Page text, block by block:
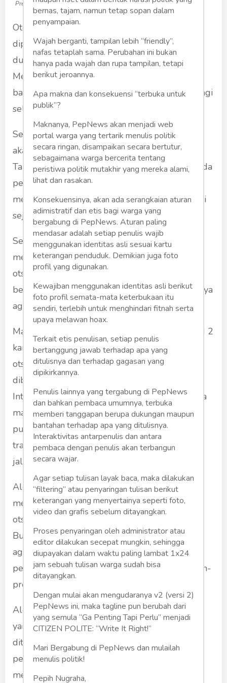
Presiden Joko Widodo di Papua (Foto: CNN Indonesia)
Otonomi khusus di Papua yang akan
diperpanjang tahun 2021 mendapat banyak
dukungan dari berbagai lapisan masyarakat.
Mereka mendukung otsus karena percaya
bahwa progam ini akan membawa kebaikan bagi
seluruh masyarakat di Bumi Cendrawasih.
Sehingga setuju perpanjangan otsus, karena
akan makin memajukan warga Papua.
Tahun 2021 adalah saat yang krusial, karena ada
perpanjangan otonomi khusus. Program ini
memang berlaku selama 20 tahun dan dimulai
sejak 2001.
Sehingga pada 2021 masyarakat deg-degan
menanti penjelasan tentang otsus jilid 2. Pada
otsus jilid 2, diharap ada anggaran yang lebih
besar dan evaluasi yang lebih banyak. Tujuannya
agar otsus jilid 2 berjalan lebih baik lagi.
Masyarakat Papua amat mendukung otsus jilid 2
karena mereka telah mengambil manfat dari
otsus jilid 1. Mobilitas dipermudah dengan
dibangunnya Jalan Trans Papua, Bandara
Internasional Sentani, dan pelabuhan. Sehingga
masyarakat makin lancar dalam melaju, dan
punya alternatif selain menggunakan
transportasi udara yang relatif mahal. Karena
jalan darat dan laut sudah bagus.
Alex Doga, tokoh veteran Jayawijaya
menyampaikan dukungan atas pelaksanaan
otsus di Papua. Ia mewakili segenap rakyat di
Bumi Cendrawasih, mulai dari pemuda, tokoh
agama, hingga tokoh masyrakat dan kaum
perempuan. Mereka terus menyetujui program-
program pemerintah, termasuk otsus.
Alex juga berterimakasih atas pembangunan
yang ada di Papua. Rasa terimakasihnya
ditujukan ke pemerintah daerah Papua,
pemerintah pusat, dan segenap pegawai yang
melaksanakan otsus di Bumi Cendrawasih.
bernas, tajam, namun tetap sopan dalam
penyampaian.
Wajah berganti, tampilan lebih “friendly”,
nafas tetaplah sama. Perubahan ini bukan
hanya pada wajah dan rupa tampilan, tetapi
berikut jeroannya.
Apa makna dan konsekuensi “terbuka untuk
publik”?
Maknanya, PepNews akan menjadi web
portal warga yang tertarik menulis politik
secara ringan, disampaikan secara bertutur,
sebagaimana warga bercerita tentang
peristiwa politik mutakhir yang mereka alami,
lihat dan rasakan.
Konsekuensinya, akan ada serangkaian aturan
adimistratif dan etis bagi warga yang
bergabung di PepNews. Aturan paling
mendasar adalah setiap penulis wajib
menggunakan identitas asli sesuai kartu
keterangan penduduk. Demikian juga foto
profil yang digunakan.
Kewajiban menggunakan identitas asli berikut
foto profil semata-mata keterbukaan itu
sendiri, terlebih untuk menghindari fitnah serta
upaya melawan hoax.
Terkait etis penulisan, setiap penulis
bertanggung jawab terhadap apa yang
ditulisnya dan terhadap gagasan yang
dipikirkannya.
Penulis lainnya yang tergabung di PepNews
dan bahkan pembaca umumnya, terbuka
memberi tanggapan berupa dukungan maupun
bantahan terhadap apa yang ditulisnya.
Interaktivitas antarpenulis dan antara
pembaca dengan penulis akan terbangun
secara wajar.
Agar setiap tulisan layak baca, maka dilakukan
“filtering” atau penyaringan tulisan berikut
keterangan yang menyertainya seperti foto,
video dan grafis sebelum ditayangkan.
Proses penyaringan oleh administrator atau
editor dilakukan secepat mungkin, sehingga
diupayakan dalam waktu paling lambat 1x24
jam sebuah tulisan warga sudah bisa
ditayangkan.
Dengan mulai akan mengudaranya v2 (versi 2)
PepNews ini, maka tagline pun berubah dari
yang semula “Ga Penting Tapi Perlu” menjadi
CITIZEN POLITE: “Write It Right!”
Mari Bergabung di PepNews dan mulailah
menulis politik!
Pepih Nugraha,